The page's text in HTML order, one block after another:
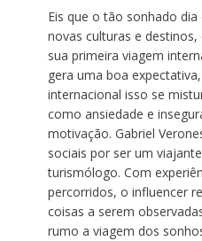
Eis que o tão sonhado
novas culturas e
sua primeira viagem
gera uma boa
internacional isso se
como ansiedade e
motivação. Gabriel
sociais por ser um
turismólogo. Com
percorridos, o influencer
coisas a serem
rumo a viagem dos